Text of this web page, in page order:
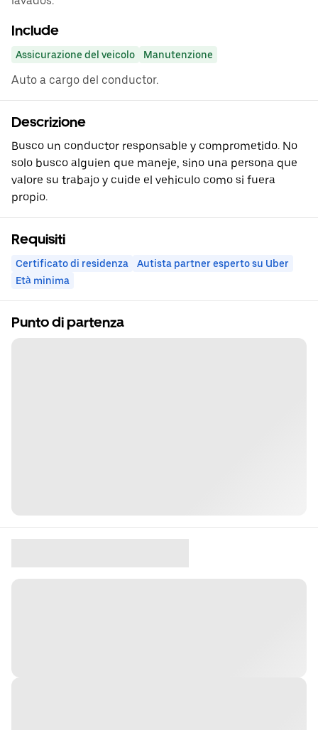
Include
Assicurazione del veicolo Manutenzione
Auto a cargo del conductor.
Descrizione
Busco un conductor responsable y comprometido. No
solo busco alguien que maneje, sino una persona que
valore su trabajo y cuide el vehiculo como si fuera
propio.
Requisiti
Certificato di residenza
Autista partner esperto su Uber
Età minima
Punto di partenza